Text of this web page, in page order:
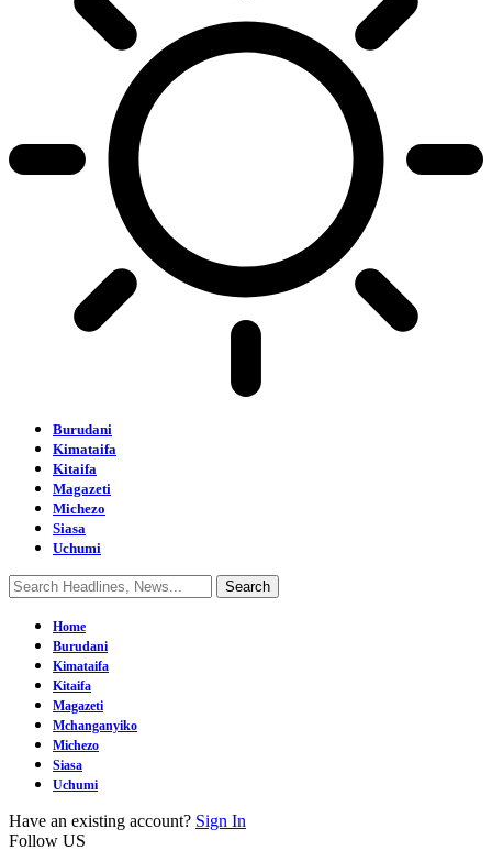
Burudani
Kimataifa
Kitaifa
Magazeti
Michezo
Siasa
Uchumi
Home
Burudani
Kimataifa
Kitaifa
Magazeti
Mchanganyiko
Michezo
Siasa
Uchumi
Have an existing account? Sign In
Follow US